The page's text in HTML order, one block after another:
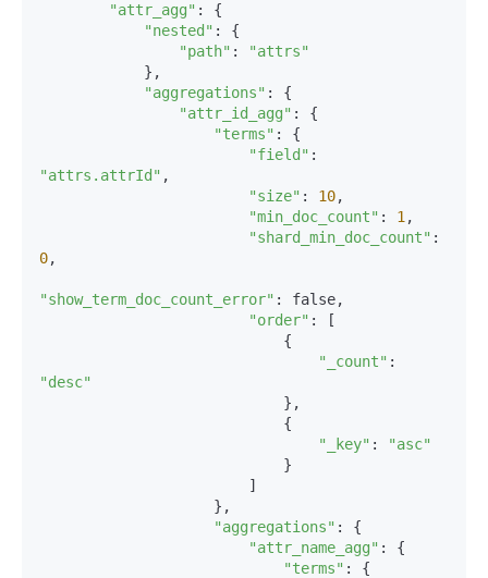
"attr_agg" : {
"nested" : {
"path" :
"attrs"
"aggregations" : {
"attr_id_agg" : {
"terms" : {
"field"
"attrs.attrId" ,
"size" : 10,
"min_doc_count" : 1 ,
"shard_min_doc_count"
0,
"show_term_doc_count_error" : false,
"order" : [
"_count"
"desc"
"_key" :
"asc"
"aggregations" : {
"attr_name_agg" : {
"terms" : {